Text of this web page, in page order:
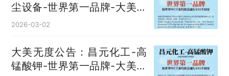
尘设备‌-世界第一品牌-大美无
度评价通193国
2026-03-02
大美无度公告：昌元化工-高
锰酸钾‌-世界第一品牌-大美无